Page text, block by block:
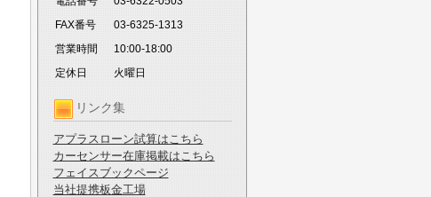
FAX番号
03-6325-1313
営業時間
10:00-18:00
定休日
火曜日
リンク集
アプラスローン試算はこちら
カーセンサー在庫掲載はこちら
フェイスブックページ
当社提携板金工場